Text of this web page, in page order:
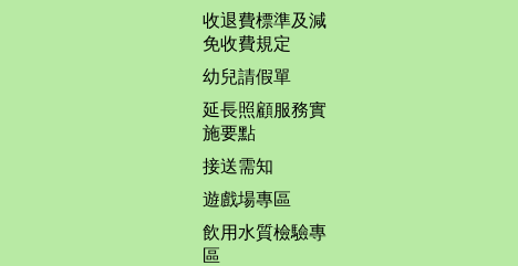
收退費標準及減
免收費規定
幼兒請假單
延長照顧服務實
施要點
接送需知
遊戲場專區
飲用水質檢驗專
區